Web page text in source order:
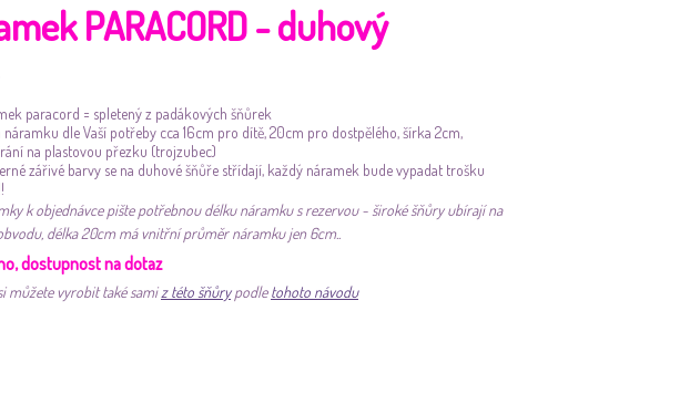
PARACORD - duhový
paracord = spletený z padákových šňůrek
náramku dle Vaší potřeby cca 16cm pro dítě, 20cm pro dostpělého, šírka 2cm,
na plastovou přezku (trojzubec)
zářivé barvy se na duhové šňůře střídají, každý náramek bude vypadat trošku
k objednávce pište potřebnou délku náramku s rezervou - široké šňůry ubírají na
délka 20cm má vnitřní průměr náramku jen 6cm..
dostupnost na dotaz
můžete vyrobit také samiz této šňůrypodletohoto návodu